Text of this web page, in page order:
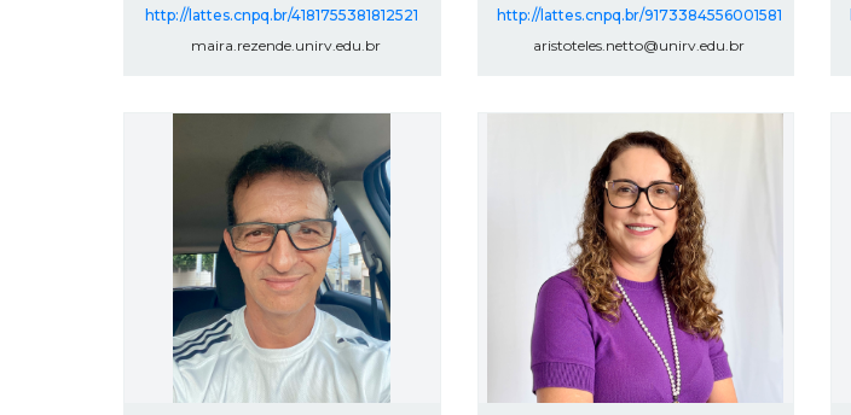
http://lattes.cnpq.br/4181755381812521
maira.rezende.unirv.edu.br
http://lattes.cnpq.br/9173384556001581
aristoteles.netto@unirv.edu.br